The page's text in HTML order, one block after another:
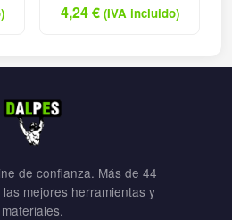
4,24€ (IVA incluido)
de confianza. Más de 44
mejores herramientas y
materiales.